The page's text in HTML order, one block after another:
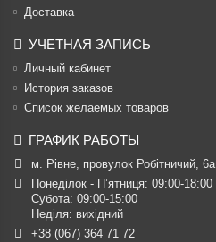
Доставка
УЧЕТНАЯ ЗАПИСЬ
Личный кабинет
История заказов
Список желаемых товаров
ГРАФИК РАБОТЫ
м. Рівне, провулок Робітничий, 6а
Понеділок - П’ятниця: 09:00-18:00
Субота: 09:00-15:00
Неділя: вихідний
+38 (067) 364 71 72